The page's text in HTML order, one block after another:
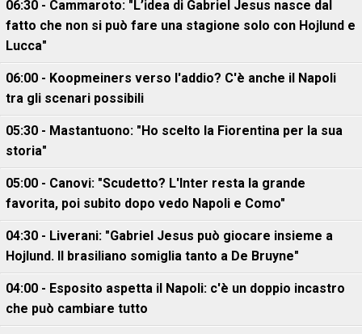
06:30 - Cammaroto: "L’idea di Gabriel Jesus nasce dal
fatto che non si può fare una stagione solo con Hojlund e
Lucca"
06:00 - Koopmeiners verso l'addio? C'è anche il Napoli
tra gli scenari possibili
05:30 - Mastantuono: "Ho scelto la Fiorentina per la sua
storia"
05:00 - Canovi: "Scudetto? L'Inter resta la grande
favorita, poi subito dopo vedo Napoli e Como"
04:30 - Liverani: "Gabriel Jesus può giocare insieme a
Hojlund. Il brasiliano somiglia tanto a De Bruyne"
04:00 - Esposito aspetta il Napoli: c'è un doppio incastro
che può cambiare tutto